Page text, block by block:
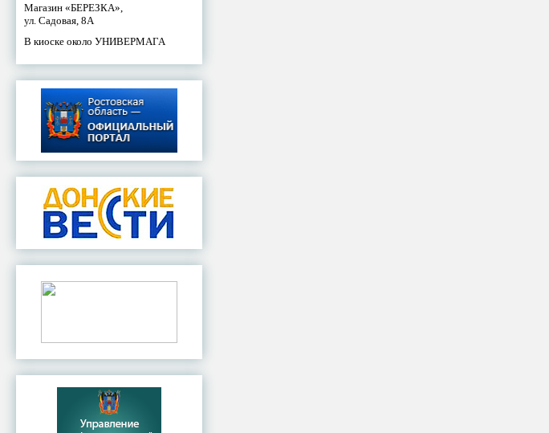
Магазин «БЕРЕЗКА»,
ул. Садовая, 8А
В киоске около УНИВЕРМАГА